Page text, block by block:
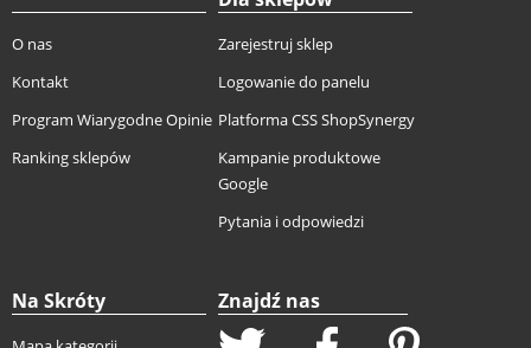
O nas
Kontakt
Program Wiarygodne Opinie
Ranking sklepów
Zarejestruj sklep
Logowanie do panelu
Platforma CSS ShopSynergy
Kampanie produktowe
Google
Pytania i odpowiedzi
Na Skróty Znajdź nas